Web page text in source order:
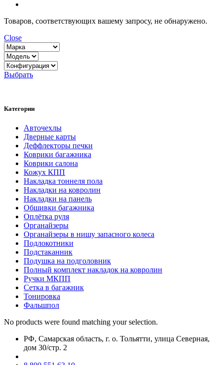
Товаров, соответствующих вашему запросу, не обнаружено.
Close
Выбрать
Категории
Авточехлы
Дверные карты
Деффлекторы печки
Коврики багажника
Коврики салона
Кожух КПП
Накладка тоннеля пола
Накладки на ковролин
Накладки на панель
Обшивки багажника
Оплётка руля
Органайзеры
Органайзеры в нишу запасного колеса
Подлокотники
Подстаканник
Подушка на подголовник
Полный комплект накладок на ковролин
Ручки МКПП
Сетка в багажник
Тонировка
Фальшпол
No products were found matching your selection.
РФ, Самарская область, г. о. Тольятти, улица Северная,
дом 30/стр. 2